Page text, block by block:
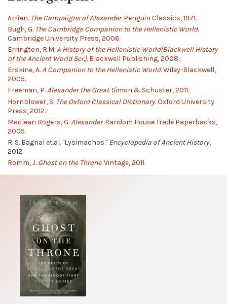
Arrian. The Campaigns of Alexander.Penguin Classics, 1971.
Bugh, G. The Cambridge Companion to the Hellenistic World.
Cambridge University Press, 2006.
Errington, R.M.A History of the Hellenistic World[Blackwell History
of the Ancient World Ser.].Blackwell Publishing, 2008.
Erskine, A.A Companion to the Hellenistic World.Wiley-Blackwell,
2005.
Freeman, P.Alexander the Great.Simon & Schuster, 2011.
Hornblower, S. The Oxford Classical Dictionary.Oxford University
Press, 2012.
Maclean Rogers, G.Alexander.Random House Trade Paperbacks,
2005.
R. S. Bagnal et.al. "Lysimachos." Encyclopedia of Ancient History,
2012.
Romm, J. Ghost on the Throne.Vintage, 2011.